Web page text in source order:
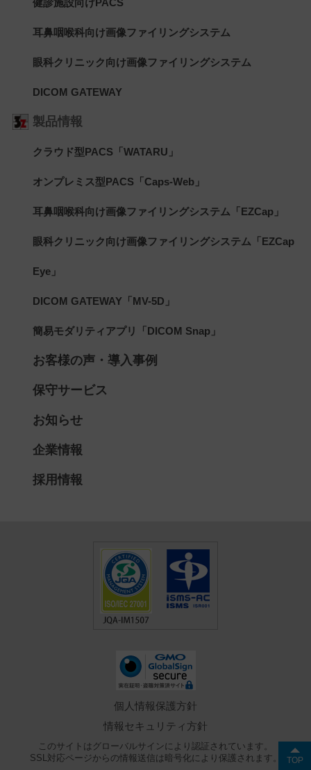
TOP
耳鼻咽喉科向け画像ファイリングシステム
眼科クリニック向け画像ファイリングシステム
DICOM GATEWAY
製品情報
クラウド型PACS「WATARU」
オンプレミス型PACS「Caps-Web」
耳鼻咽喉科向け画像ファイリングシステム「EZCap」
眼科クリニック向け画像ファイリングシステム「EZCap
Eye」
DICOM GATEWAY「MV-5D」
簡易モダリティアプリ「DICOM Snap」
お客様の声・導入事例
保守サービス
お知らせ
企業情報
採用情報
個人情報保護方針
情報セキュリティ方針
このサイトはグローバルサインにより認証されています。
SSL対応ページからの情報送信は暗号化により保護されます。